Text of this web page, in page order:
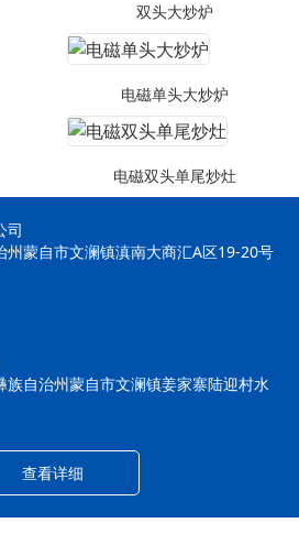
双头大炒炉
电磁单头大炒炉
电磁双头单尾炒灶
司
州蒙自市文澜镇滇南大商汇A区19-20号
族自治州蒙自市文澜镇姜家寨陆迎村水
查看详细